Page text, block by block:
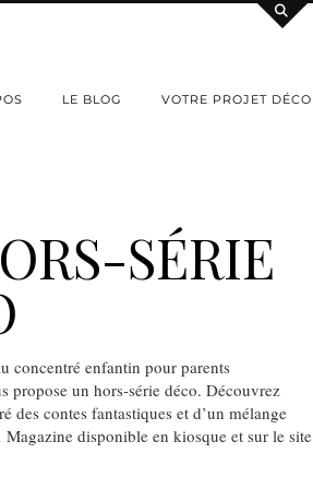
LE BLOG VOTRE PROJET DÉCO
SÉRIE
concentré enfantin pour parents
propose un hors-série déco. Découvrez
des contes fantastiques et d’un mélange
disponible en kiosque et sur le site